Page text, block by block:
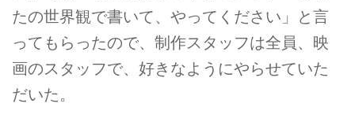
たの世界観で書いて、やってください」と言
ってもらったので、制作スタッフは全員、映
画のスタッフで、好きなようにやらせていた
だいた。